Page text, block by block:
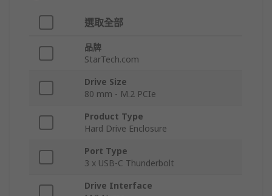
選取全部
品牌
StarTech.com
Drive Size
80 mm - M.2 PCIe
Product Type
Hard Drive Enclosure
Port Type
3 x USB-C Thunderbolt
Drive Interface